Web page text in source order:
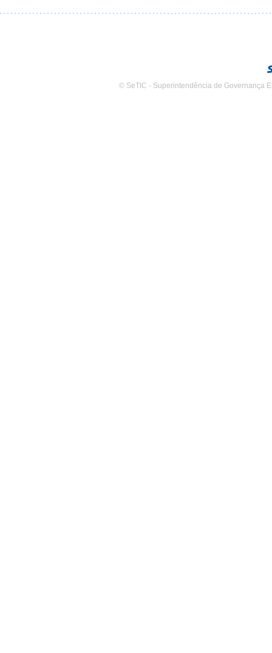
© SeTIC - Superintendência de Governança